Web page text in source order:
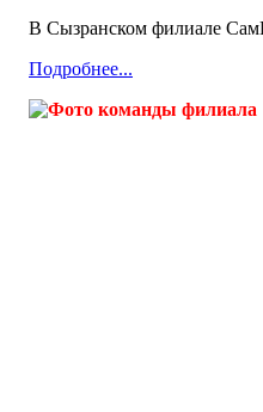
В Сызранском филиале
Подробнее...